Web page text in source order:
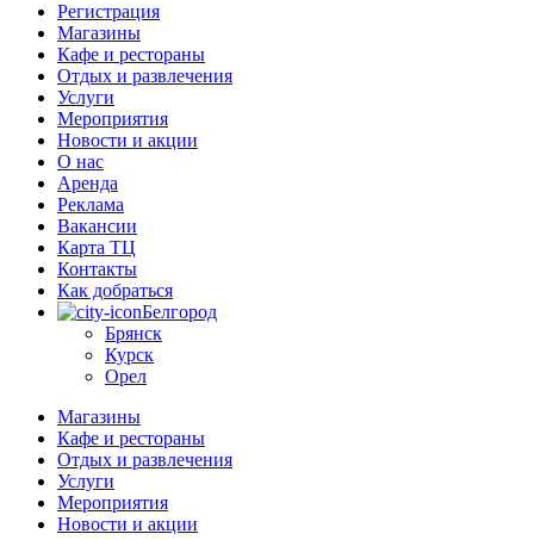
Регистрация
Магазины
Кафе и рестораны
Отдых и развлечения
Услуги
Мероприятия
Новости и акции
О нас
Аренда
Реклама
Вакансии
Карта ТЦ
Контакты
Как добраться
Белгород
Брянск
Курск
Орел
Магазины
Кафе и рестораны
Отдых и развлечения
Услуги
Мероприятия
Новости и акции